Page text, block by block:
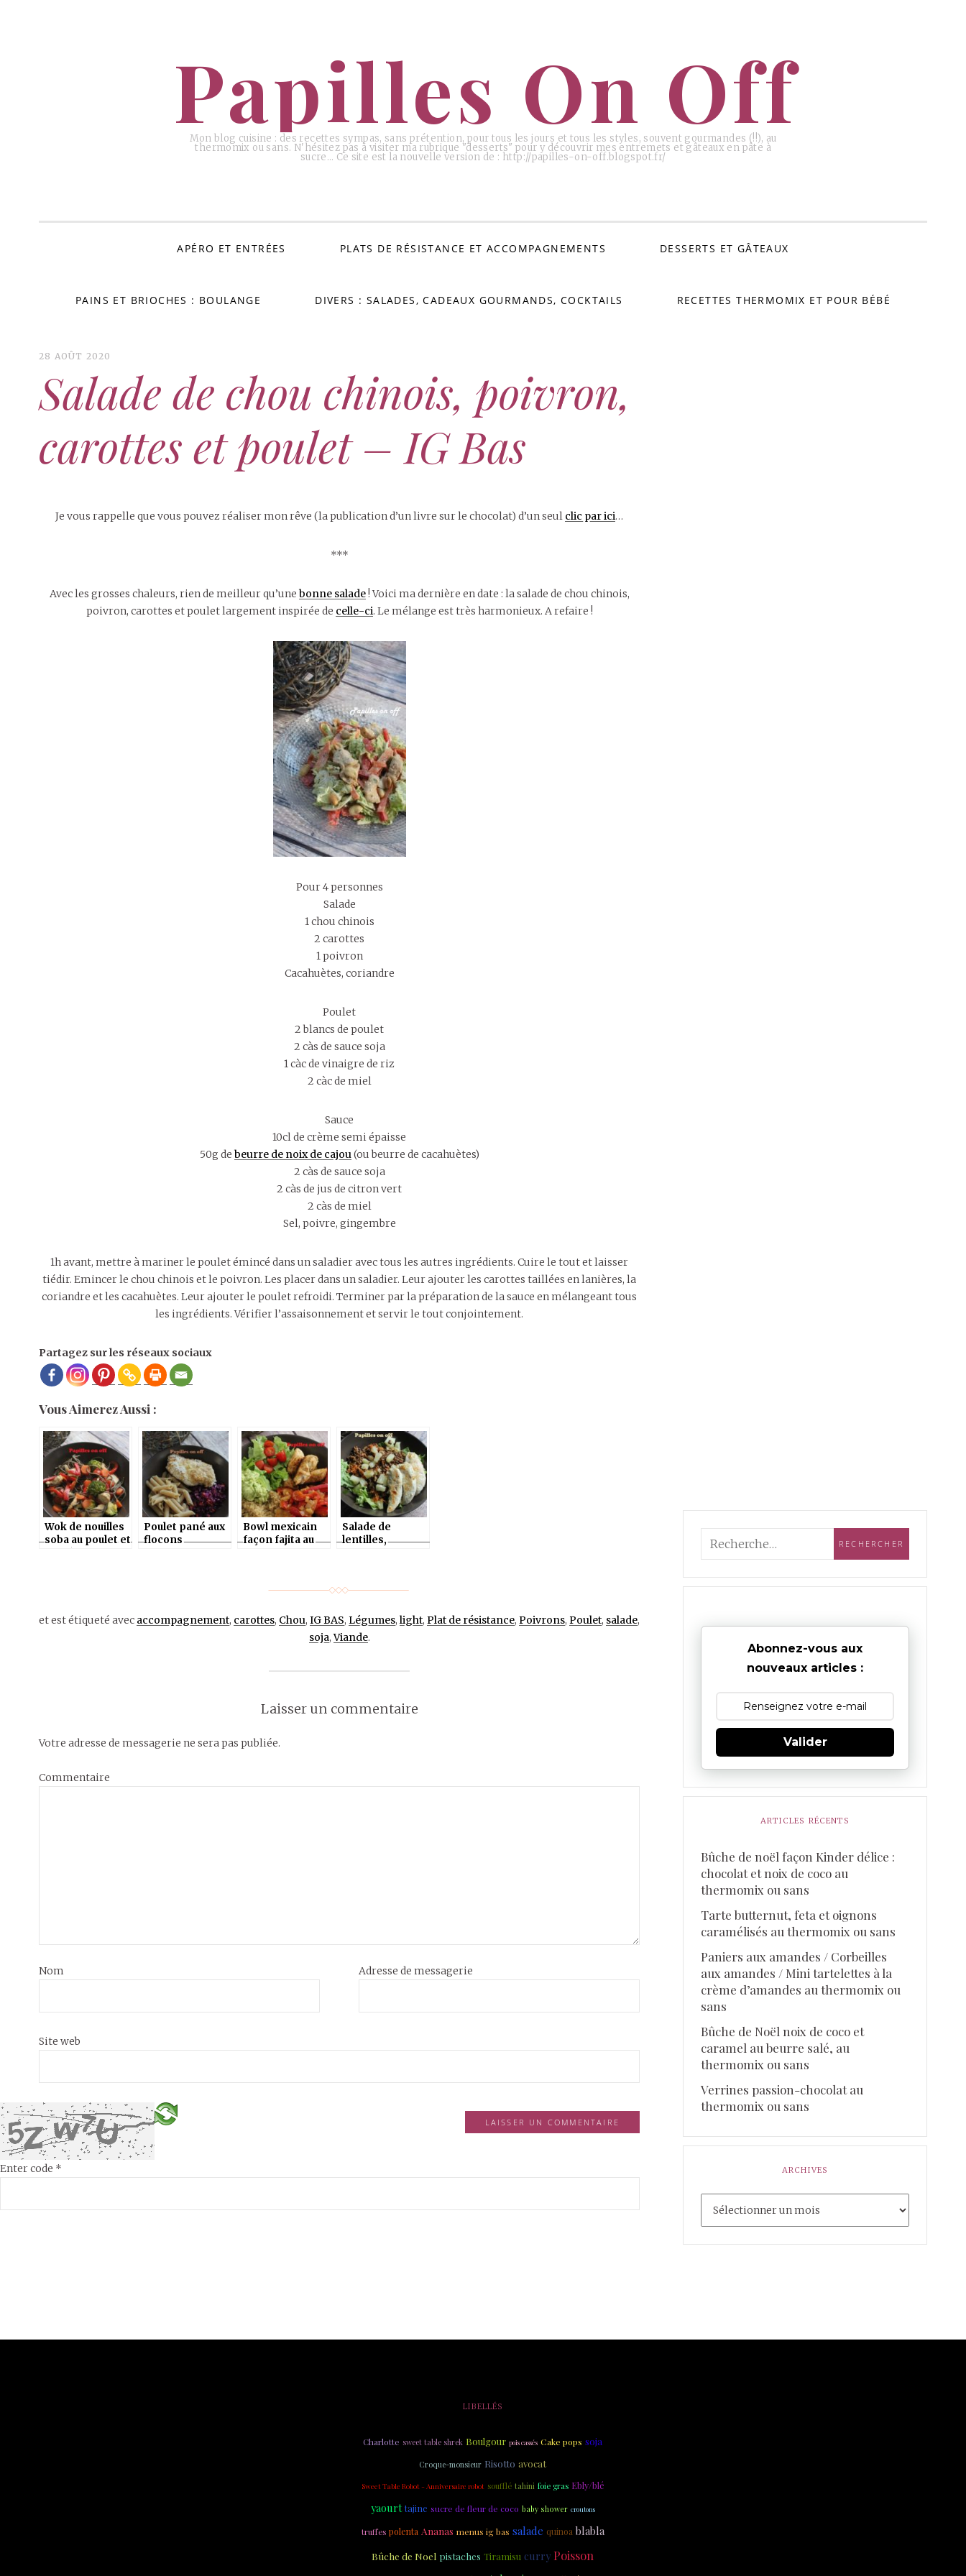
Papilles On Off
Mon blog cuisine : des recettes sympas, sans prétention, pour tous les jours et tous les styles, souvent gourmandes (!!), au
thermomix ou sans. N'hésitez pas à visiter ma rubrique "desserts" pour y découvrir mes entremets et gâteaux en pâte à
sucre… Ce site est la nouvelle version de : http://papilles-on-off.blogspot.fr/
APÉRO ET ENTRÉES PLATS DE RÉSISTANCE ET ACCOMPAGNEMENTS DESSERTS ET GÂTEAUX
PAINS ET BRIOCHES : BOULANGE DIVERS : SALADES, CADEAUX GOURMANDS, COCKTAILS RECETTES THERMOMIX ET POUR BÉBÉ
28 AOÛT 2020
Salade de chou chinois, poivron,
carottes et poulet – IG Bas
Je vous rappelle que vous pouvez réaliser mon rêve (la publication d’un livre sur le chocolat) d’un seul clic par ici…
***
Avec les grosses chaleurs, rien de meilleur qu’une bonne salade! Voici ma dernière en date : la salade de chou chinois,
poivron, carottes et poulet largement inspirée de celle-ci. Le mélange est très harmonieux. A refaire !
Pour 4 personnes
Salade
1 chou chinois
2 carottes
1 poivron
Cacahuètes, coriandre
Poulet
2 blancs de poulet
2 càs de sauce soja
1 càc de vinaigre de riz
2 càc de miel
Sauce
10cl de crème semi épaisse
50g de beurre de noix de cajou(ou beurre de cacahuètes)
2 càs de sauce soja
2 càs de jus de citron vert
2 càs de miel
Sel, poivre, gingembre
1h avant, mettre à mariner le poulet émincé dans un saladier avec tous les autres ingrédients. Cuire le tout et laisser
tiédir. Emincer le chou chinois et le poivron. Les placer dans un saladier. Leur ajouter les carottes taillées en lanières, la
coriandre et les cacahuètes. Leur ajouter le poulet refroidi. Terminer par la préparation de la sauce en mélangeant tous
les ingrédients. Vérifier l’assaisonnement et servir le tout conjointement.
Partagez sur les réseaux sociaux
Vous Aimerez Aussi :
Wok de nouilles
soba au poulet et
Poulet pané aux
flocons
Bowl mexicain
façon fajita au
Salade de
lentilles,
et est étiqueté avec accompagnement, carottes, Chou, IG BAS, Légumes,light, Plat de résistance, Poivrons, Poulet, salade,
soja,Viande.
Laisser un commentaire
Votre adresse de messagerie ne sera pas publiée.
Commentaire
Nom Adresse de messagerie
Site web
Enter code *
Abonnez-vous aux
nouveaux articles :
Valider
ARTICLES RÉCENTS
Bûche de noël façon Kinder délice :
chocolat et noix de coco au
thermomix ou sans
Tarte butternut, feta et oignons
caramélisés au thermomix ou sans
Paniers aux amandes / Corbeilles
aux amandes / Mini tartelettes à la
crème d’amandes au thermomix ou
sans
Bûche de Noël noix de coco et
caramel au beurre salé, au
thermomix ou sans
Verrines passion-chocolat au
thermomix ou sans
ARCHIVES
LIBELLÉS
Charlotte sweet table shrek Boulgour pois cassés Cake pops soja
Croque-monsieur Risotto avocat
Sweet Table Robot - Anniversaire robot soufflé tahini foie gras Ebly/blé
yaourt tajine sucre de fleur de coco baby shower croutons
truffes polenta Ananas menus ig bas salade quinoa blabla
Bûche de Noel pistaches Tiramisu curry Poisson